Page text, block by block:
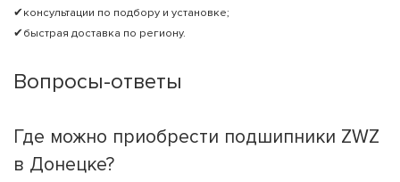
✔консультации по подбору и установке;
✔быстрая доставка по региону.
Вопросы-ответы
Где можно приобрести подшипники ZWZ
в Донецке?